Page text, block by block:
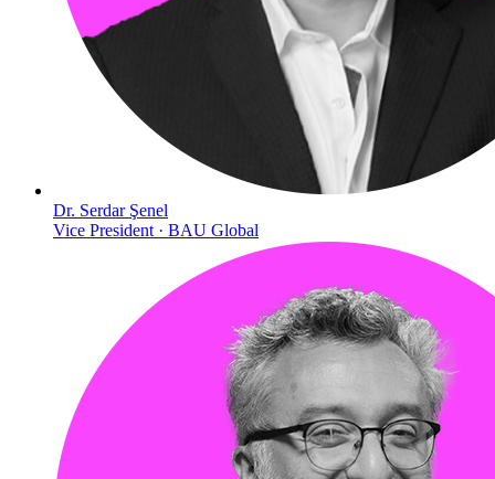
Dr. Serdar Şenel
Vice President · BAU Global